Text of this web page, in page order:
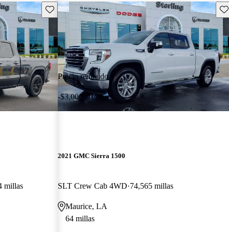
Guarda este Aviso
millas
Precio reducido
-$3,000
2021 GMC Sierra 1500
SLT Crew Cab 4WD 74,565 millas
Maurice, LA
64 millas